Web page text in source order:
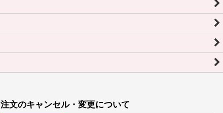
注文のキャンセル・変更について